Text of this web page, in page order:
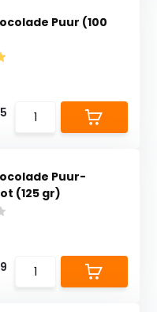
Puur (100
Puur-
(125 gr)